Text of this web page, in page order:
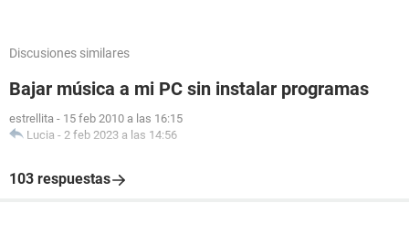
Discusiones similares
Bajar música a mi PC sin instalar programas
estrellita - 15 feb 2010 a las 16:15
Lucia - 2 feb 2023 a las 14:56
103 respuestas